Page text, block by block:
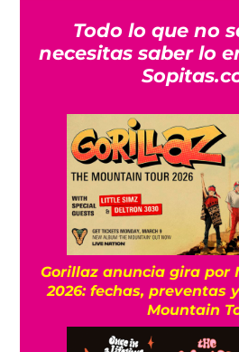
Todo lo que no
necesitas saber lo
Gorillaz anuncia gira por
2026: fechas, preventas
Mountain